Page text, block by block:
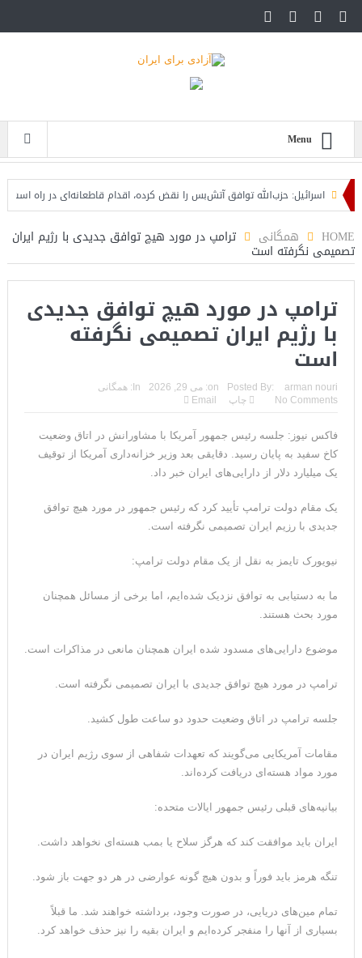
Menu
اسرائیل: حزب‌الله توافق آتش‌بس را نقض کرده، اقدام قاطعانه‌ای در راه است
HOME همگانی ترامپ در مورد هیچ توافق جدیدی با رژیم ایران
تصمیمی نگرفته است
ترامپ در مورد هیچ توافق جدیدی
با رژیم ایران تصمیمی نگرفته
است
Posted By: arman nouri
on: می 29, 2026 In:
همگانی
No Comments
چاپ Email
فاکس نیوز: جلسه رئیس جمهور آمریکا با مشاورانش در اتاق وضعیت
کاخ سفید به پایان رسید. دقایقی بعد وزیر خزانه‌داری آمریکا از توقیف
یک میلیارد دلار از دارایی‌های ایران خبر داد.
یک مقام دولت ترامپ تأیید کرد که رئیس جمهور در مورد هیچ توافق
جدیدی با رزیم ایران تصمیمی نگرفته است.
نیویورک تایمز به نقل از یک مقام دولت ترامپ:
ما به دستیابی به توافق نزدیک شده‌ایم، اما برخی از مسائل همچنان
مورد بحث هستند.
موضوع دارایی‌های مسدود شده ایران همچنان مانعی در مذاکرات است.
ترامپ در مورد هیچ توافق جدیدی با ایران تصمیمی نگرفته است.
جلسه ترامپ در اتاق وضعیت حدود دو ساعت طول کشید.
مقامات آمریکایی می‌گویند که تعهدات شفاهی از سوی رژیم ایران در
مورد مواد هسته‌ای دریافت کرده‌اند.
بیانیه‌های قبلی رئیس جمهور ایالات متحده:
ایران باید موافقت کند که هرگز سلاح یا بمب هسته‌ای نخواهد داشت.
تنگه هرمز باید فوراً و بدون هیچ گونه عوارضی در هر دو جهت باز شود.
تمام مین‌های دریایی، در صورت وجود، برداشته خواهند شد. ما قبلاً
بسیاری از آنها را منفجر کرده‌ایم و ایران بقیه را نیز حذف خواهد کرد.